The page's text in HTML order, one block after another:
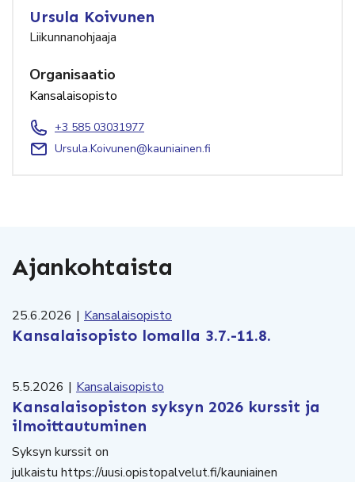
Ursula Koivunen
Liikunnanohjaaja
Organisaatio
Kansalaisopisto
+3 585 03031977
Ursula.Koivunen@kauniainen.fi
Ajankohtaista
25.6.2026 | Kansalaisopisto
Kansalaisopisto lomalla 3.7.-11.8.
5.5.2026 | Kansalaisopisto
Kansalaisopiston syksyn 2026 kurssit ja
ilmoittautuminen
Syksyn kurssit on
julkaistu https://uusi.opistopalvelut.fi/kauniainen